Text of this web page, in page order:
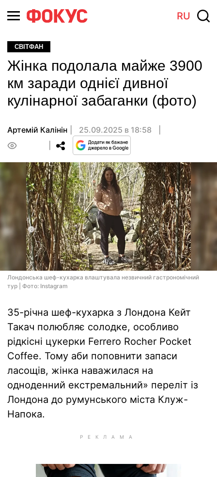
RU
СВІТФАН
Жінка подолала майже 3900
км заради однієї дивної
кулінарної забаганки (фото)
Артемій Калінін
25.09.2025 в 18:58
Лондонська шеф-кухарка влаштувала незвичний гастрономічний
тур | Фото: Instagram
35-річна шеф-кухарка з Лондона Кейт
Такач полюбляє солодке, особливо
рідкісні цукерки Ferrero Rocher Pocket
Coffee. Тому аби поповнити запаси
ласощів, жінка наважилася на
одноденний екстремальний» переліт із
Лондона до румунського міста Клуж-
Напока.